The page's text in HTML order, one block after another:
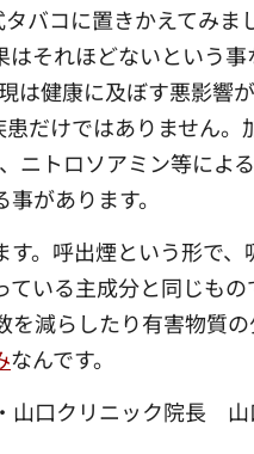
バコに置きかえてみま
それほどないという事
は健康に及ぼす悪影響
だけではありません。
ニトロソアミン等によ
があります。
。呼出煙という形で、
いる主成分と同じもの
を減らしたり有害物質
なんです。
ニック院長 山口